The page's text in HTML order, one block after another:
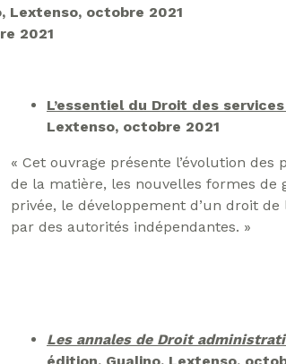
Lextenso, octobre 2021
2021
L’essentiel du Droit des
Lextenso, octobre 2021
« Cet ouvrage présente l’évolution
de la matière, les nouvelles formes de
privée, le développement d’un droit
par des autorités indépendantes. »
Les annales de Droit
édition, Gualino, Lextenso,